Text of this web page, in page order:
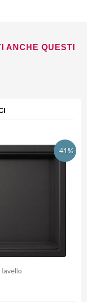
ANCHE QUESTI
-41%